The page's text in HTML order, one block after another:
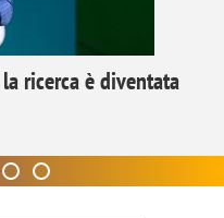
ricerca è diventata